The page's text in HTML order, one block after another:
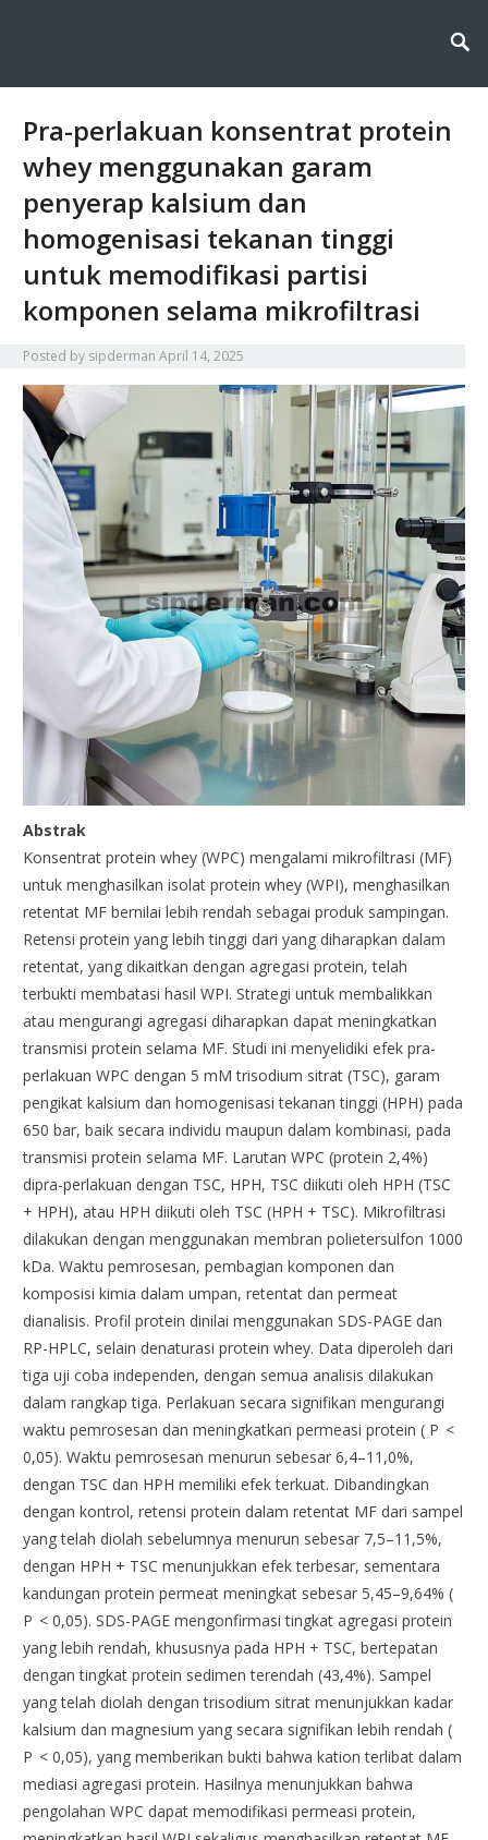
di Dunia Informasi &
Teknologi
Pra-perlakuan konsentrat protein
whey menggunakan garam
penyerap kalsium dan
homogenisasi tekanan tinggi
untuk memodifikasi partisi
komponen selama mikrofiltrasi
Posted by sipderman April 14, 2025
Abstrak
Konsentrat protein whey (WPC) mengalami mikrofiltrasi (MF)
untuk menghasilkan isolat protein whey (WPI), menghasilkan
retentat MF bernilai lebih rendah sebagai produk sampingan.
Retensi protein yang lebih tinggi dari yang diharapkan dalam
retentat, yang dikaitkan dengan agregasi protein, telah
terbukti membatasi hasil WPI. Strategi untuk membalikkan
atau mengurangi agregasi diharapkan dapat meningkatkan
transmisi protein selama MF. Studi ini menyelidiki efek pra-
perlakuan WPC dengan 5 mM trisodium sitrat (TSC), garam
pengikat kalsium dan homogenisasi tekanan tinggi (HPH) pada
650 bar, baik secara individu maupun dalam kombinasi, pada
transmisi protein selama MF. Larutan WPC (protein 2,4%)
dipra-perlakuan dengan TSC, HPH, TSC diikuti oleh HPH (TSC
+ HPH), atau HPH diikuti oleh TSC (HPH + TSC). Mikrofiltrasi
dilakukan dengan menggunakan membran polietersulfon 1000
kDa. Waktu pemrosesan, pembagian komponen dan
komposisi kimia dalam umpan, retentat dan permeat
dianalisis. Profil protein dinilai menggunakan SDS-PAGE dan
RP-HPLC, selain denaturasi protein whey. Data diperoleh dari
tiga uji coba independen, dengan semua analisis dilakukan
dalam rangkap tiga. Perlakuan secara signifikan mengurangi
waktu pemrosesan dan meningkatkan permeasi protein ( P <
0,05). Waktu pemrosesan menurun sebesar 6,4–11,0%,
dengan TSC dan HPH memiliki efek terkuat. Dibandingkan
dengan kontrol, retensi protein dalam retentat MF dari sampel
yang telah diolah sebelumnya menurun sebesar 7,5–11,5%,
dengan HPH + TSC menunjukkan efek terbesar, sementara
kandungan protein permeat meningkat sebesar 5,45–9,64% (
P < 0,05). SDS-PAGE mengonfirmasi tingkat agregasi protein
yang lebih rendah, khususnya pada HPH + TSC, bertepatan
dengan tingkat protein sedimen terendah (43,4%). Sampel
yang telah diolah dengan trisodium sitrat menunjukkan kadar
kalsium dan magnesium yang secara signifikan lebih rendah (
P < 0,05), yang memberikan bukti bahwa kation terlibat dalam
mediasi agregasi protein. Hasilnya menunjukkan bahwa
pengolahan WPC dapat memodifikasi permeasi protein,